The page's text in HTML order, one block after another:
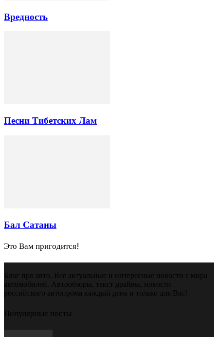
Вредность
Песни Тибетских Лам
Бал Сатаны
Это Вам пригодится!
Блог про авто. Все актуальные и интересные новости с мира
автомобилей. Автообзоры, текст драйвы, новости
российского автопрома каждый день и только для Вас!
Популярные посты